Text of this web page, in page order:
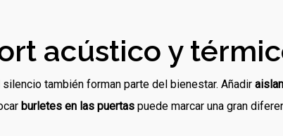
acústico y
también forman parte del bienestar. Añadir
burletes en las puertas puede marcar una gran